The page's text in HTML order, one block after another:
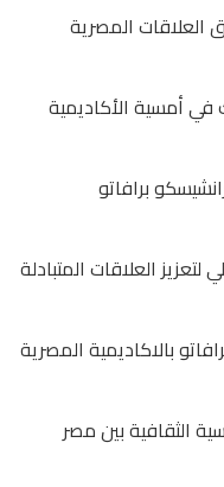
العلاقات المصرية
أمسية الأكاديمية
برافاتو
العلاقات المتبادلة
بالاكاديمية المصرية
الثقافية بين مصر